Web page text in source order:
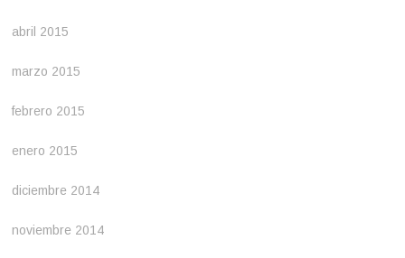
abril 2015
marzo 2015
febrero 2015
enero 2015
diciembre 2014
noviembre 2014